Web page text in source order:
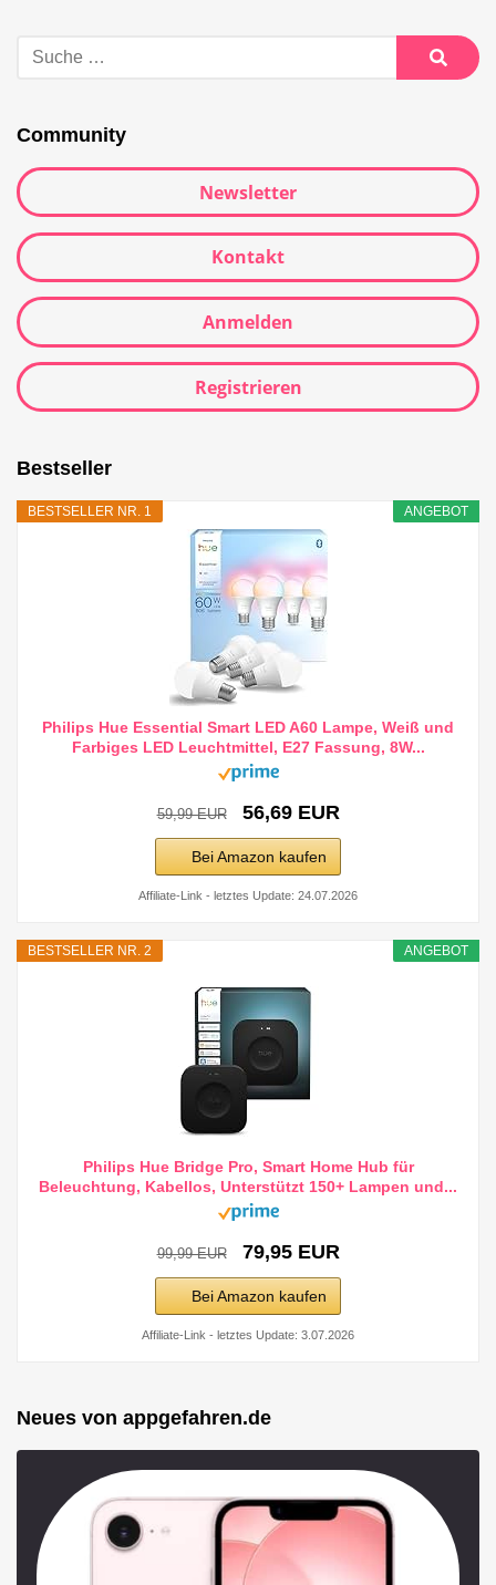
Community
Newsletter
Kontakt
Anmelden
Registrieren
Bestseller
ANGEBOT
BESTSELLER NR. 1
Philips Hue Essential Smart LED A60 Lampe, Weiß und
Farbiges LED Leuchtmittel, E27 Fassung, 8W...
59,99 EUR 56,69 EUR
Bei Amazon kaufen
Affiliate-Link - letztes Update: 24.07.2026
ANGEBOT
BESTSELLER NR. 2
Philips Hue Bridge Pro, Smart Home Hub für
Beleuchtung, Kabellos, Unterstützt 150+ Lampen und...
99,99 EUR 79,95 EUR
Bei Amazon kaufen
Affiliate-Link - letztes Update: 3.07.2026
Neues von appgefahren.de